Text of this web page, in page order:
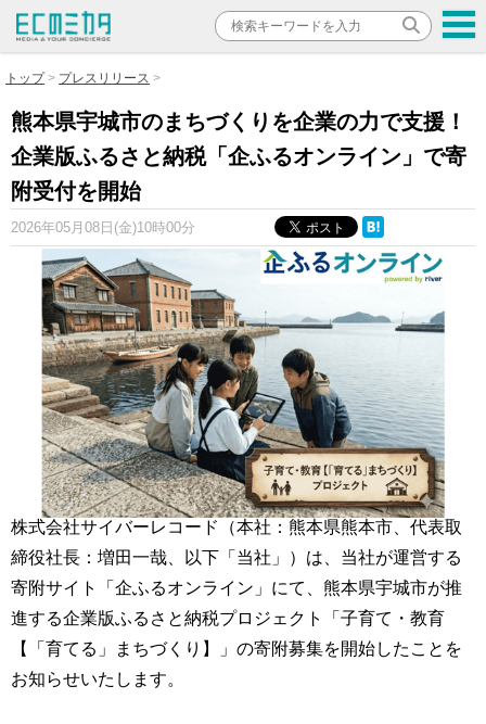
トップ プレスリリース
熊本県宇城市のまちづくりを企業の力で支援！
企業版ふるさと納税「企ふるオンライン」で寄
附受付を開始
2026年05月08日(金)10時00分
株式会社サイバーレコード（本社：熊本県熊本市、代表取
締役社長：増田一哉、以下「当社」）は、当社が運営する
寄附サイト「企ふるオンライン」にて、熊本県宇城市が推
進する企業版ふるさと納税プロジェクト「子育て・教育
【「育てる」まちづくり】」の寄附募集を開始したことを
お知らせいたします。